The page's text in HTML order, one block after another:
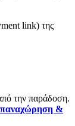
link) της
την παράδοση.
&